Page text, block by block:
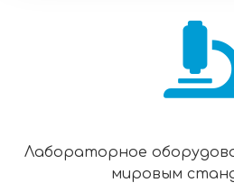
Лабораторное
мировым